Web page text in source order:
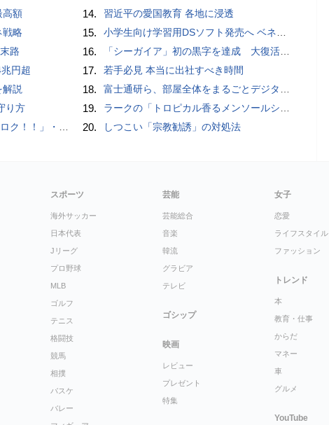
高額
戦略
路
円超
説
り方
仕様ZIPPO”、楽天市場にて一般販売開始！
14. 習近平の愛国教育 各地に浸透
15. 小学生向け学習用DSソフト発売へ ベネッセ
16. 「シーガイア」初の黒字を達成 大復活のきっかけは「プライド」
17. 若手必見 本当に出社すべき時間
18. 富士通研ら、部屋全体をまるごとデジタル化するUI技術の実証実験
19. ラークの「トロピカル香るメンソールシリーズ」第２弾、味わい１００％保証で新発売
20. しつこい「宗教勧誘」の対処法
スポーツ
海外サッカー
日本代表
Jリーグ
プロ野球
MLB
ゴルフ
テニス
格闘技
競馬
相撲
バスケ
バレー
芸能
芸能総合
音楽
韓流
グラビア
テレビ
ゴシップ
映画
レビュー
プレゼント
特集
女子
恋愛
ライフスタイル
ファッション
トレンド
本
教育・仕事
からだ
マネー
車
グルメ
YouTube